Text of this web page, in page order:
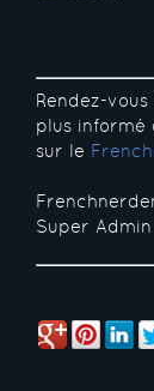
Rendez-
plus informé
sur le
Super Admin